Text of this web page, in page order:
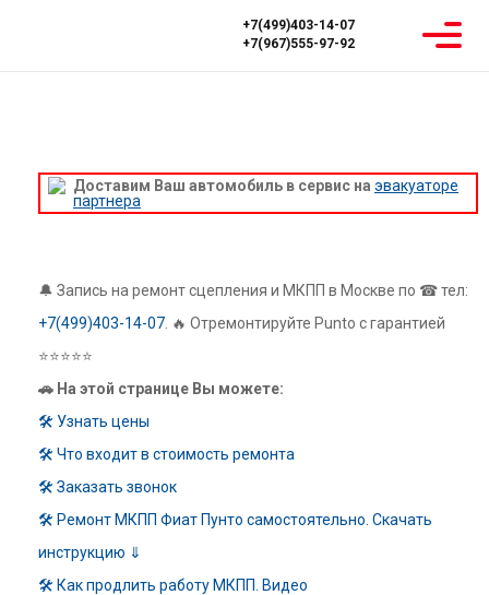
+7(499)403-14-07
+7(967)555-97-92
Доставим Ваш автомобиль в сервис на эвакуаторе
партнера
🔔 Запись на ремонт сцепления и МКПП в Москве по ☎ тел:
+7(499)403-14-07 . 🔥 Отремонтируйте Punto с гарантией
⭐⭐⭐⭐⭐
🚗 На этой странице Вы можете:
🛠 Узнать цены
🛠 Что входит в стоимость ремонта
🛠 Заказать звонок
🛠 Ремонт МКПП Фиат Пунто самостоятельно. Скачать
инструкцию ⇓
🛠 Как продлить работу МКПП. Видео